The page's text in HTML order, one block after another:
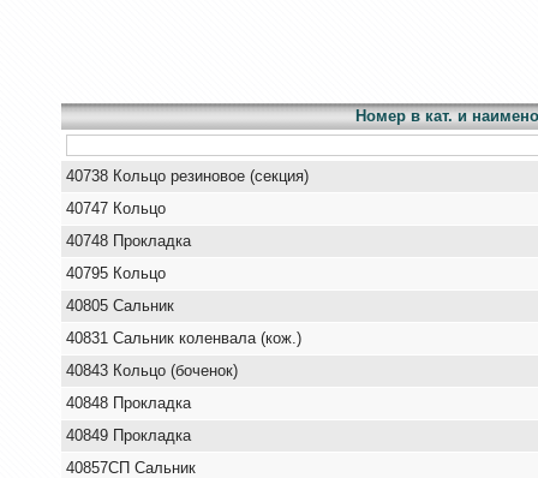
Номер в кат. и
40738 Кольцо резиновое (секция)
40747 Кольцо
40748 Прокладка
40795 Кольцо
40805 Сальник
40831 Сальник коленвала (кож.)
40843 Кольцо (боченок)
40848 Прокладка
40849 Прокладка
40857СП Сальник